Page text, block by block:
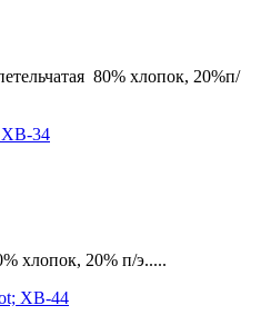
80% хлопок, 20%п/
хлопок, 20% п/э.....